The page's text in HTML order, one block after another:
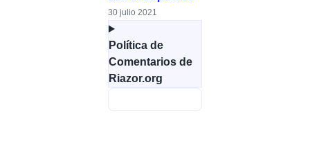
30 julio 2021
Política de
Comentarios de
Riazor.org